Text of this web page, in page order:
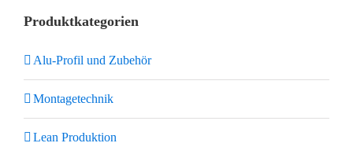
Produktkategorien
Alu-Profil und Zubehör
Montagetechnik
Lean Produktion